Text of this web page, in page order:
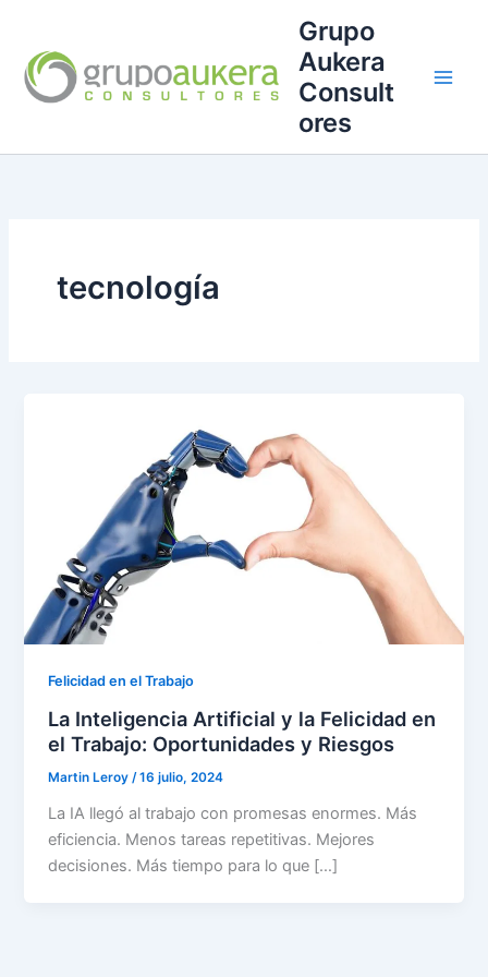
contenido
Grupo
Aukera
Consult
ores
tecnología
Felicidad en el Trabajo
La Inteligencia Artificial y la Felicidad en
el Trabajo: Oportunidades y Riesgos
Martin Leroy/16 julio, 2024
La IA llegó al trabajo con promesas enormes. Más
eficiencia. Menos tareas repetitivas. Mejores
decisiones. Más tiempo para lo que […]